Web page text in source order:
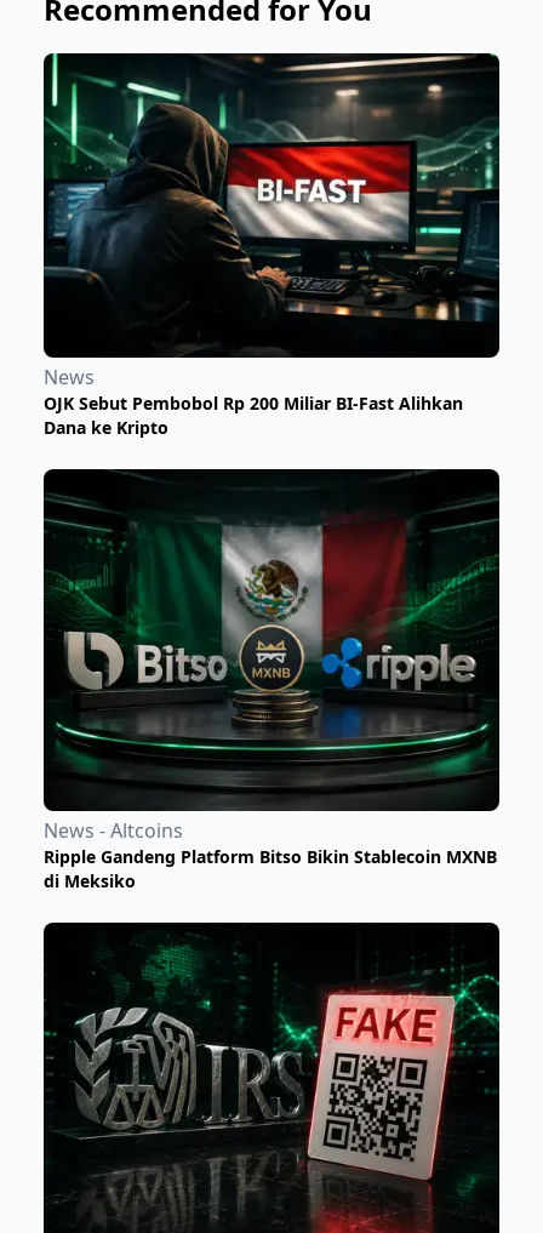
Recommended for You
News
OJK Sebut Pembobol Rp 200 Miliar BI-Fast Alihkan
Dana ke Kripto
News - Altcoins
Ripple Gandeng Platform Bitso Bikin Stablecoin MXNB
di Meksiko